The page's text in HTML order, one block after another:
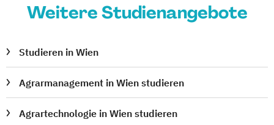
Weitere Studienangebote
Studieren in Wien
Agrarmanagement in Wien studieren
Agrartechnologie in Wien studieren